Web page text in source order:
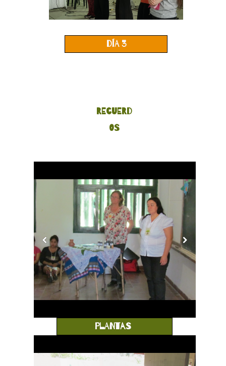
día 3
RECUERD
OS
PLANTAS